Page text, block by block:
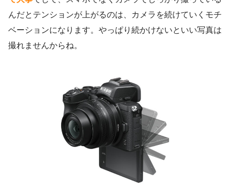
んだとテンションが上がるのは、カメラを続けていくモチ
ベーションになります。やっぱり続かけないといい写真は
撮れませんからね。